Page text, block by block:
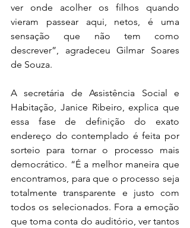
ver onde acolher os filhos quando
vieram passear aqui, netos, é uma
sensação que não tem como
descrever”, agradeceu Gilmar Soares
de Souza.
A secretária de Assistência Social e
Habitação, Janice Ribeiro, explica que
essa fase de definição do exato
endereço do contemplado é feita por
sorteio para tornar o processo mais
democrático. “É a melhor maneira que
encontramos, para que o processo seja
totalmente transparente e justo com
todos os selecionados. Fora a emoção
que toma conta do auditório, ver tantos